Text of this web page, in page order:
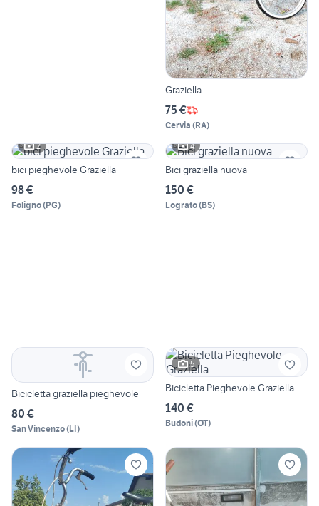
Graziella
75 €
Cervia (RA)
2
bici pieghevole Graziella
98 €
Foligno(PG)
4
Bici graziella nuova
150 €
Lograto(BS)
Bicicletta graziella pieghevole
80 €
San Vincenzo(LI)
5
Bicicletta Pieghevole Graziella
140 €
Budoni(OT)